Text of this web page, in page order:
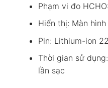
Phạm vi đo
Hiển thị: Màn
Pin: Lithium-ion
Thời gian sử
lần sạc